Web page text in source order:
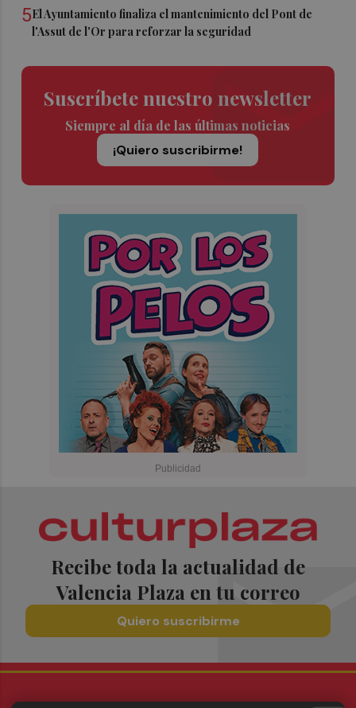
5El Ayuntamiento finaliza el mantenimiento del Pont de
l'Assut de l'Or para reforzar la seguridad
Suscríbete nuestro newsletter
Siempre al día de las últimas noticias
¡Quiero suscribirme!
Recibe toda la actualidad de
Valencia Plaza en tu correo
Quiero suscribirme